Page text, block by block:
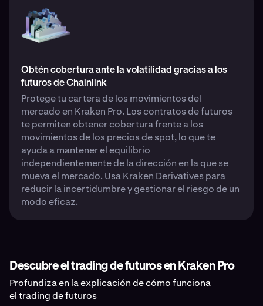
Obtén cobertura ante la volatilidad gracias a los
futuros de Chainlink
Protege tu cartera de los movimientos del
mercado en Kraken Pro. Los contratos de futuros
te permiten obtener cobertura frente a los
movimientos de los precios de spot, lo que te
ayuda a mantener el equilibrio
independientemente de la dirección en la que se
mueva el mercado. Usa Kraken Derivatives para
reducir la incertidumbre y gestionar el riesgo de un
modo eficaz.
Descubre el trading de futuros en Kraken Pro
Profundiza en la explicación de cómo funciona
el trading de futuros